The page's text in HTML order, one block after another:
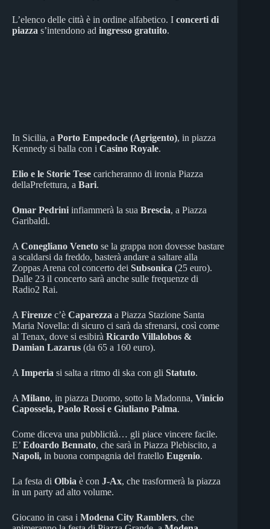
L’elenco delle città è in ordine alfabetico. I concerti di
piazza s’intendono ad ingresso gratuito.
In Sicilia, a Porto Empedocle (Agrigento), in piazza
Kennedy si balla con i Casino Royale.
Elio e le Storie Tese caricheranno di ironia Piazza
dellaPrefettura, a Bari.
Omar Pedrini infiammerà la sua Brescia, a Piazza
Garibaldi.
A Conegliano Veneto se la grappa non dovesse bastare
a scaldarsi da freddo, basterà andare a saltare alla
Zoppas Arena col concerto dei Subsonica (25 euro).
Dalle 23 il concerto sarà anche sulle frequenze di
Radio2 Rai.
A Firenze c’è Caparezza a Piazza Stazione Santa
Maria Novella: di sicuro ci sarà da sfrenarsi, così come
al Tenax, dove si esibirà Ricardo Villalobos &
Damian Lazarus (da 65 a 160 euro).
A Imperia si salta a ritmo di ska con gli Statuto.
A Milano, in piazza Duomo, sotto la Madonna, Vinicio
Capossela, Paolo Rossi e Giuliano Palma.
Come diceva una pubblicità… gli piace vincere facile.
E’ Edoardo Bennato, che sarà in Piazza Plebiscito, a
Napoli, in buona compagnia del fratello Eugenio.
La festa di Olbia è con J-Ax, che trasformerà la piazza
in un party ad alto volume.
Giocano in casa i Modena City Ramblers, che